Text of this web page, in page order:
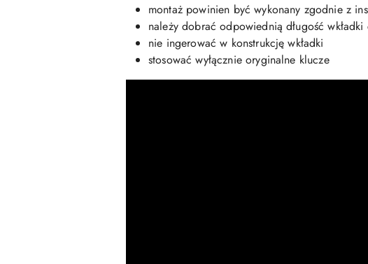
montaż powinien być wykonany zgodnie z
należy dobrać odpowiednią długość
nie ingerować w konstrukcję wkładki
stosować wyłącznie oryginalne klucze